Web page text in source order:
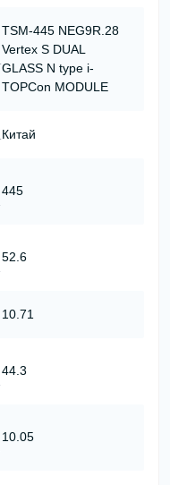
TSM-445 NEG9R.28
Vertex S DUAL
GLASS N type i-
TOPCon MODULE
Китай
445
52.6
10.71
44.3
10.05